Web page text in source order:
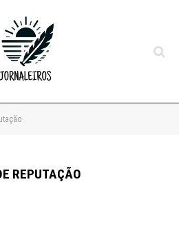
REPUTAÇÃO